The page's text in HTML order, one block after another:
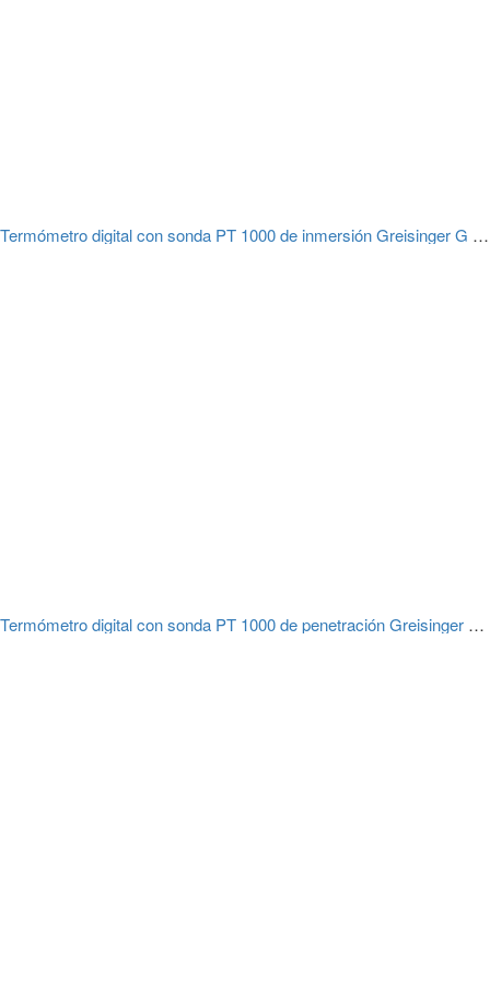
Termómetro digital con sonda PT 1000 de inmersión Greisinger G 1710
Termómetro digital con sonda PT 1000 de penetración Greisinger G 1720